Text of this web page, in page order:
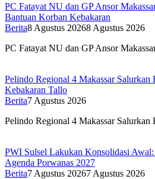
PC Fatayat NU dan GP Ansor
Bantuan Korban Kebakaran
Berita8 Agustus 20268 Agustus 2026
PC Fatayat NU dan GP Ansor
Pelindo Regional 4 Makassar Salurkan
Kebakaran Tallo
Berita7 Agustus 2026
Pelindo Regional 4 Makassar
PWI Sulsel Lakukan Konsolidasi Awal:
Agenda Porwanas 2027
Berita7 Agustus 20267 Agustus 2026